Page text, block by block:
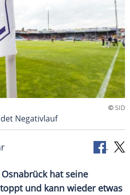
©SID
Negativlauf
hat seine
und kann wieder etwas